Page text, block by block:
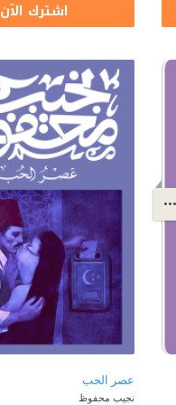
اشترك الآن
عصر الحب
نجيب محفوظ